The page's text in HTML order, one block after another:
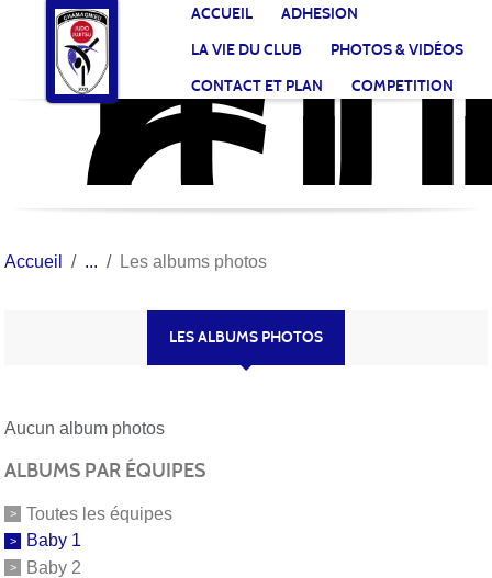
ACCUEIL
ADHESION
LA VIE DU CLUB
PHOTOS & VIDÉOS
CONTACT ET PLAN
COMPETITION
Accueil Les albums photos
LES ALBUMS PHOTOS
Aucun album photos
ALBUMS PAR ÉQUIPES
Toutes les équipes
Baby 1
Baby 2
Panneau de gestion des cookies